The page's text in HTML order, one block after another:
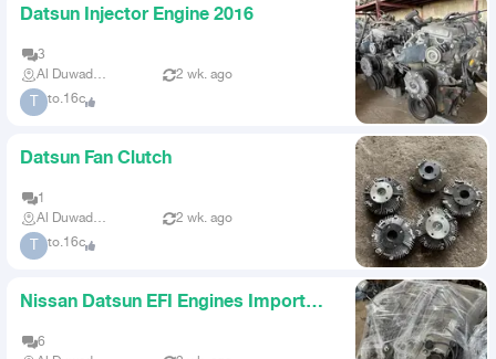
Datsun Injector Engine 2016
3
Al Duwadimi
2 wk. ago
T to.16c
Datsun Fan Clutch
1
Al Duwadimi
2 wk. ago
T to.16c
Nissan Datsun EFI Engines Imported
6